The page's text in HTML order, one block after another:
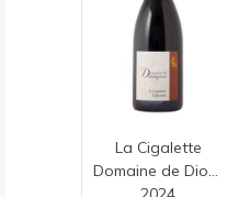
La Cigalette